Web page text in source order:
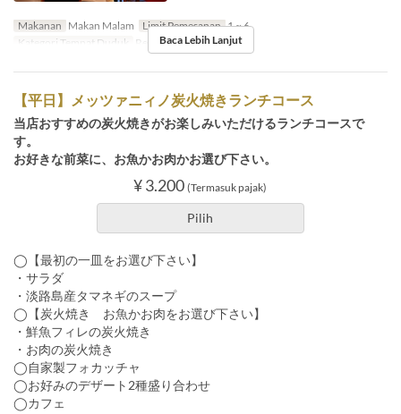
Makanan Makan Malam Limit Pemesanan 1 ~ 6
Kategori Tempat Duduk
Restaurant
Baca Lebih Lanjut
【平日】メッツァニィノ炭火焼きランチコース
当店おすすめの炭火焼きがお楽しみいただけるランチコースで
す。
お好きな前菜に、お魚かお肉かお選び下さい。
¥ 3.200 (Termasuk pajak)
Pilih
◯【最初の一皿をお選び下さい】
・サラダ
・淡路島産タマネギのスープ
◯【炭火焼き お魚かお肉をお選び下さい】
・鮮魚フィレの炭火焼き
・お肉の炭火焼き
◯自家製フォカッチャ
◯お好みのデザート2種盛り合わせ
◯カフェ